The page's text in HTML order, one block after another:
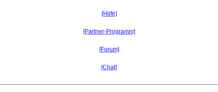
[Hilfe]
[Partner-Programm]
[Forum]
[Chat]